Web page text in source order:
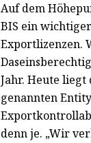
Auf dem
BIS ein
Exportlizenzen.
Jahr. Heute liegt
genannten
denn je. „Wir